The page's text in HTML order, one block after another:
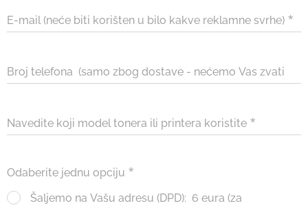
E-mail (neće biti korišten u bilo kakve reklamne svrhe)
Broj telefona (samo zbog dostave - nećemo Vas zvati
bez razloga)
Navedite koji model tonera ili printera koristite
Odaberite jednu opciju
Šaljemo na Vašu adresu (DPD): 6 eura (za